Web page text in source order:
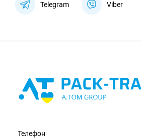
Telegram Viber
Телефон